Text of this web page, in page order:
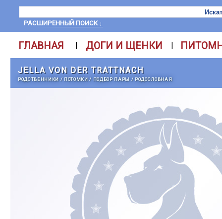
РАСШИРЕННЫЙ ПОИСК ↓
ГЛАВНАЯ | ДОГИ И ЩЕНКИ |
JELLA VON DER TRATTNACH
РОДСТВЕННИКИ / ПОТОМКИ/ ПОДБОР ПАРЫ / РОДОСЛОВНАЯ